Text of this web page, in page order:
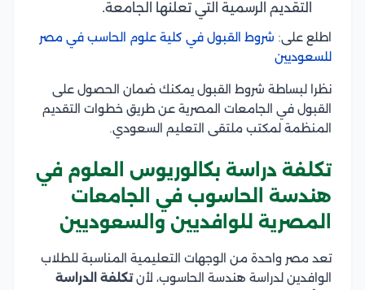
التقديم الرسمية التي تعلنها الجامعة.
اطلع على: شروط القبول في كلية علوم الحاسب في مصر
للسعوديين
نظرا لبساطة شروط القبول يمكنك ضمان الحصول على
القبول في الجامعات المصرية عن طريق خطوات التقديم
المنظمة لمكتب ملتقى التعليم السعودي.
تكلفة دراسة بكالوريوس العلوم في
هندسة الحاسوب في الجامعات
المصرية للوافديين والسعوديين
تعد مصر واحدة من الوجهات التعليمية المناسبة للطلاب
الوافدين لدراسة هندسة الحاسوب، لأنتكلفة الدراسة